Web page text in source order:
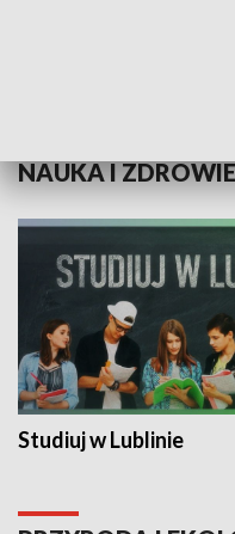
NAUKA I
Studiuj w Lublinie